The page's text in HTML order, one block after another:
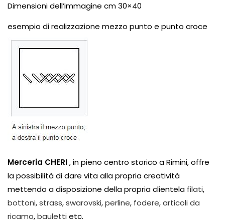
Dimensioni dell’immagine cm 30×40
esempio di realizzazione mezzo punto e punto croce
Merceria CHERI, in pieno centro storico a Rimini, offre
la possibilità di dare vita alla propria creatività
mettendo a disposizione della propria clientela filati,
bottoni,strass,swarovski,perline, fodere,articoli da
ricamo,bauletti etc.